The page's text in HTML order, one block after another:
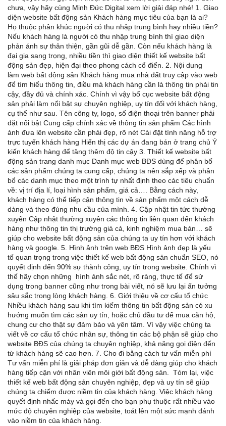
chưa, vậy hãy cùng Minh Đức Digital xem lời giải đáp nhé! 1. Giao
diện website bất động sản Khách hàng mục tiêu của bạn là ai?
Họ thuộc phân khúc người có thu nhập trung bình hay nhiều tiền?
Nếu khách hàng là người có thu nhập trung bình thì giao diện
phản ánh sự thân thiện, gần gũi dễ gần. Còn nếu khách hàng là
đại gia sang trọng, nhiều tiền thì giao diện thiết kế website bất
động sản đẹp, hiện đại theo phong cách cổ điển. 2. Nội dung
làm web bất động sản Khách hàng mua nhà đất truy cập vào web
để tìm hiểu thông tin, điều mà khách hàng cần là thông tin phải tin
cậy, đầy đủ và chính xác. Chính vì vậy bố cục website bất động
sản phải làm nổi bật sự chuyên nghiệp, uy tín đối với khách hàng,
cụ thể như sau. Tên công ty, logo, số điện thoại trên banner phải
đặt nổi bật Cung cấp chính xác về thông tin sản phẩm Các hình
ảnh đưa lên website cần phải đẹp, rõ nét Cài đặt tính năng hỗ trợ
trực tuyến khách hàng Hiển thị các dự án đang bán ở trang chủ Ý
kiến khách hàng để tăng thêm độ tin cậy 3. Thiết kế website bất
động sản trang danh mục Danh mục web BĐS dùng để phân bố
các sản phẩm chúng ta cung cấp, chúng ta nên sắp xếp và phân
bổ các danh mục theo một trình tự nhất định theo các tiêu chuẩn
về: vị trí địa lí, loại hình sản phẩm, giá cả…. Bằng cách này,
khách hàng có thể tiếp cận thông tin về sản phẩm một cách dễ
dàng và theo đúng nhu cầu của mình. 4. Cập nhật tin tức thường
xuyên Cập nhật thường xuyên các thông tin liên quan đến khách
hàng như thông tin thị trường giá cả, kinh nghiệm mua bán… sẽ
giúp cho website bất động sản của chúng ta uy tín hơn với khách
hàng và google. 5. Hình ảnh trên web BĐS Hình ảnh đẹp là yếu
tố quan trọng trong việc thiết kế web bất động sản chuẩn SEO, nó
quyết định đến 90% sự thành công, uy tín trong website. Chính vì
thế hãy chọn những hình ảnh sắc nét, rõ ràng, thực tế để sử
dụng trong banner cũng như trong bài viết, nó sẽ lưu lại ấn tưởng
sâu sắc trong lòng khách hàng. 6. Giới thiệu về cơ cấu tổ chức
Nhiều khách hàng sau khi tìm kiếm thông tin bất động sản có xu
hướng muốn tìm các sàn uy tín, hoặc chủ đầu tư để mua căn hộ,
chung cư cho thật sự đảm bảo và yên tâm. Vì vậy việc chúng ta
viết về cơ cấu tổ chức nhân sự, thông tin các bộ phận sẽ giúp cho
website BĐS của chúng ta chuyên nghiệp, khả năng gọi điện đến
từ khách hàng sẽ cao hơn. 7. Cho đi bằng cách tư vấn miễn phí
Tư vấn miễn phí là giải pháp đơn giản và dễ dàng giúp cho khách
hàng tiếp cận với nhân viên môi giới bất động sản. Tóm lại, việc
thiết kế web bất động sản chuyên nghiệp, đẹp và uy tín sẽ giúp
chúng ta chiếm được niềm tin của khách hàng. Việc khách hàng
quyết định nhấc máy và gọi đến cho bạn phụ thuộc rất nhiều vào
mức độ chuyên nghiệp của website, toát lên một sức mạnh đánh
vào niềm tin của khách hàng.